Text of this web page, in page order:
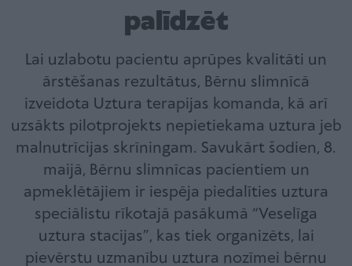
palīdzēt
Lai uzlabotu pacientu aprūpes kvalitāti un
ārstēšanas rezultātus, Bērnu slimnīcā
izveidota Uztura terapijas komanda, kā arī
uzsākts pilotprojekts nepietiekama uztura jeb
malnutrīcijas skrīningam. Savukārt šodien, 8.
maijā, Bērnu slimnīcas pacientiem un
apmeklētājiem ir iespēja piedalīties uztura
speciālistu rīkotajā pasākumā “Veselīga
uztura stacijas”, kas tiek organizēts, lai
pievērstu uzmanību uztura nozīmei bērnu